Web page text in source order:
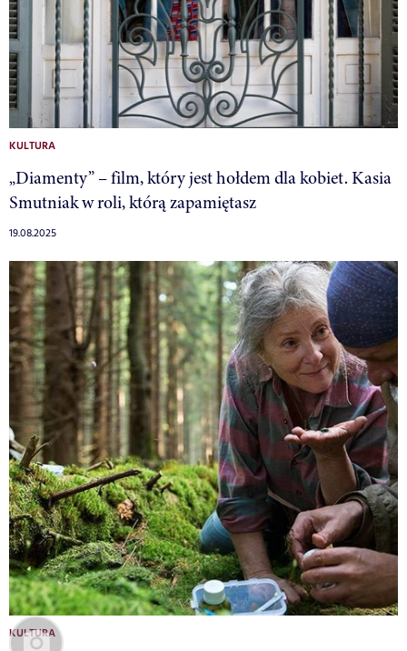
KULTURA
„Diamenty” – film, który jest hołdem dla kobiet. Kasia
Smutniak w roli, którą zapamiętasz
19.08.2025
KULTURA